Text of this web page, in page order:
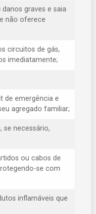
danos graves e saia
não oferece
circuitos de gás,
imediatamente;
de emergência e
agregado familiar;
se necessário,
ou cabos de
se com
inflamáveis que